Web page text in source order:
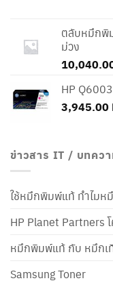
ตลับหมึกพิ
ม่วง
HP
3,945.00
ข่าวสาร IT / บทคว
ใช้หมึกพิมพ์แท้ ทำไมห
HP Planet Partners
หมึกพิมพ์แท้ กับ หมึกเ
Samsung Toner